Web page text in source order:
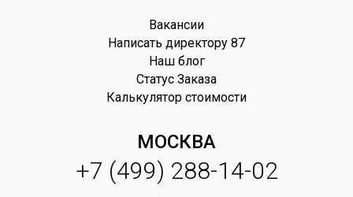
Вакансии
Написать директору 87
Наш блог
Статус Заказа
Калькулятор стоимости
МОСКВА
+7 (499) 288-14-02